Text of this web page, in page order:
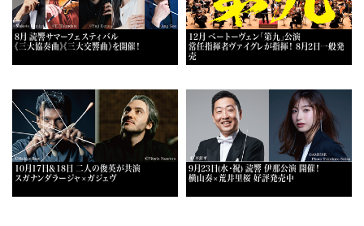
8月 読響サマーフェスティバル
《三大協奏曲》《三大交響曲》を開催！
12月 ベートーヴェン「第九」公演
常任指揮者ヴァイグレが指揮！ 8月2日一般発
売
10月17日＆18日 二人の俊英が共演
スガナンダラージャ×ガジェヴ
9月23日(水・祝) 読響 伊那公演 開催！
横山奏×荒井里桜 好評発売中